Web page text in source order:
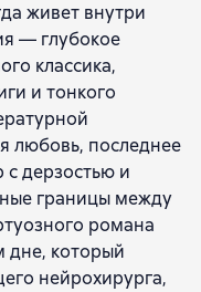
живет внутри
— глубокое
классика,
и тонкого
любовь, последнее
дерзостью и
границы между
романа
который
нейрохирурга,